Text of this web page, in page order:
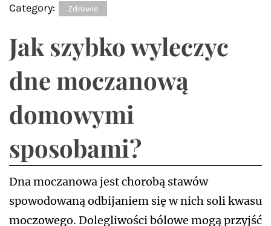
Category: Zdrowie
Jak szybko wyleczyc
dne moczanową
domowymi
sposobami?
Dna moczanowa jest chorobą stawów
spowodowaną odbijaniem się w nich soli kwasu
moczowego. Dolegliwości bólowe mogą przyjść